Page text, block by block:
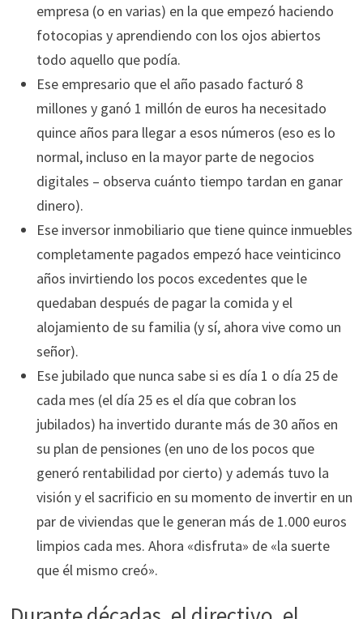
empresa (o en varias) en la que empezó haciendo
fotocopias y aprendiendo con los ojos abiertos
todo aquello que podía.
Ese empresario que el año pasado facturó 8
millones y ganó 1 millón de euros ha necesitado
quince años para llegar a esos números (eso es lo
normal, incluso en la mayor parte de negocios
digitales – observa cuánto tiempo tardan en ganar
dinero).
Ese inversor inmobiliario que tiene quince inmuebles
completamente pagados empezó hace veinticinco
años invirtiendo los pocos excedentes que le
quedaban después de pagar la comida y el
alojamiento de su familia (y sí, ahora vive como un
señor).
Ese jubilado que nunca sabe si es día 1 o día 25 de
cada mes (el día 25 es el día que cobran los
jubilados) ha invertido durante más de 30 años en
su plan de pensiones (en uno de los pocos que
generó rentabilidad por cierto) y además tuvo la
visión y el sacrificio en su momento de invertir en un
par de viviendas que le generan más de 1.000 euros
limpios cada mes. Ahora «disfruta» de «la suerte
que él mismo creó».